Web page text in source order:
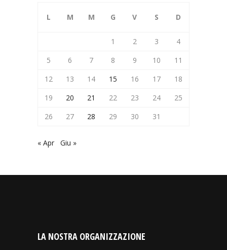
L M M G V S D
1 2 3
4
5
6 7 8 9 10
11
12
13 14 15 16 17
18
19
20 21 22 23 24
25
26
27 28 29 30 31
« Apr Giu »
LA NOSTRA ORGANIZZAZIONE